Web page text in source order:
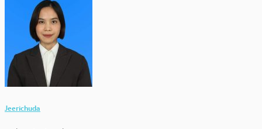
Jeerichuda